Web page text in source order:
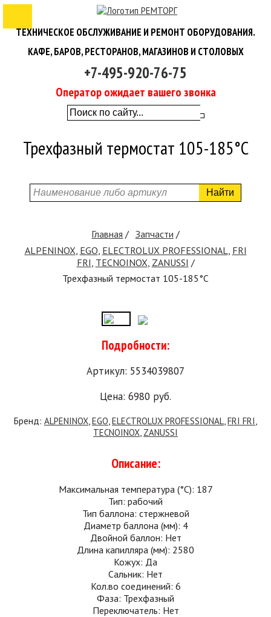
ТЕХНИЧЕСКОЕ ОБСЛУЖИВАНИЕ И РЕМОНТ ОБОРУДОВАНИЯ.
КАФЕ, БАРОВ, РЕСТОРАНОВ, МАГАЗИНОВ И СТОЛОВЫХ
+7-495-920-76-75
Оператор ожидает вашего звонка
Трехфазный термостат 105-185°C
Найти
Главная
Запчасти
ALPENINOX EGO ELECTROLUX PROFESSIONAL FRI
FRI TECNOINOX ZANUSSI
Трехфазный термостат 105-185°C
Подробности:
Артикул: 5534039807
Цена: 6980 руб.
Бренд: ALPENINOX,EGO,ELECTROLUX PROFESSIONAL,FRI FRI,
TECNOINOX, ZANUSSI
Описание:
Максимальная температура (°C): 187
Тип: рабочий
Тип баллона: стержневой
Диаметр баллона (мм): 4
Двойной баллон: Нет
Длина капилляра (мм): 2580
Кожух: Да
Сальник: Нет
Кол.во соединений: 6
Фаза: Трехфазный
Переключатель: Нет